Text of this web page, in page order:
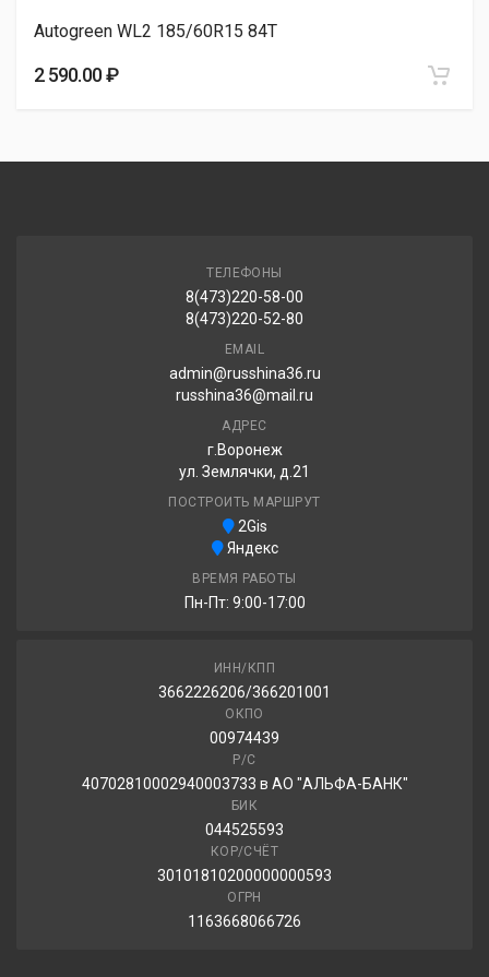
Dynamo WINTER SPORT 185/60R15 88H
TORQUE TQ026 185/60R15 84T
Attar W01 185/60R15 84T
3 650.00 ₽
TORQUE TQ022 185/60R15 84T
3 700.00 ₽
Autogreen WL2 185/60R15 84T
2 590.00 ₽
ТЕЛЕФОНЫ
8(473)220-58-00
8(473)220-52-80
EMAIL
admin@russhina36.ru
russhina36@mail.ru
АДРЕС
г.Воронеж
ул. Землячки, д.21
ПОСТРОИТЬ МАРШРУТ
2Gis
Яндекс
ВРЕМЯ РАБОТЫ
Пн-Пт: 9:00-17:00
ИНН/КПП
3662226206/366201001
ОКПО
00974439
Р/С
40702810002940003733 в АО "АЛЬФА-БАНК"
БИК
044525593
КОР/СЧЁТ
30101810200000000593
ОГРН
1163668066726